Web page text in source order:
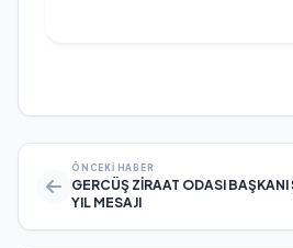
ÖNCEKI HABER
GERCÜŞ ZİRAAT ODASI BAŞKANI
YIL MESAJI